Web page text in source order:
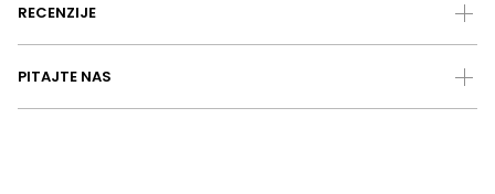
RECENZIJE
PITAJTE NAS